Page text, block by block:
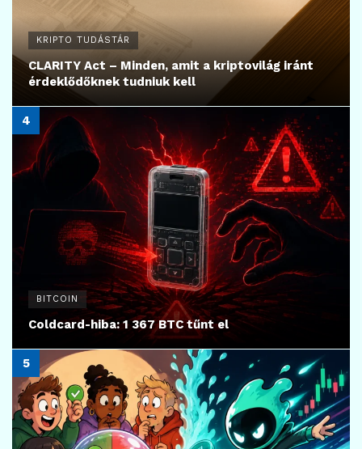
KRIPTO TUDÁSTÁR
CLARITY Act – Minden, amit a kriptovilág iránt
érdeklődőknek tudniuk kell
BITCOIN
Coldcard-hiba: 1 367 BTC tűnt el